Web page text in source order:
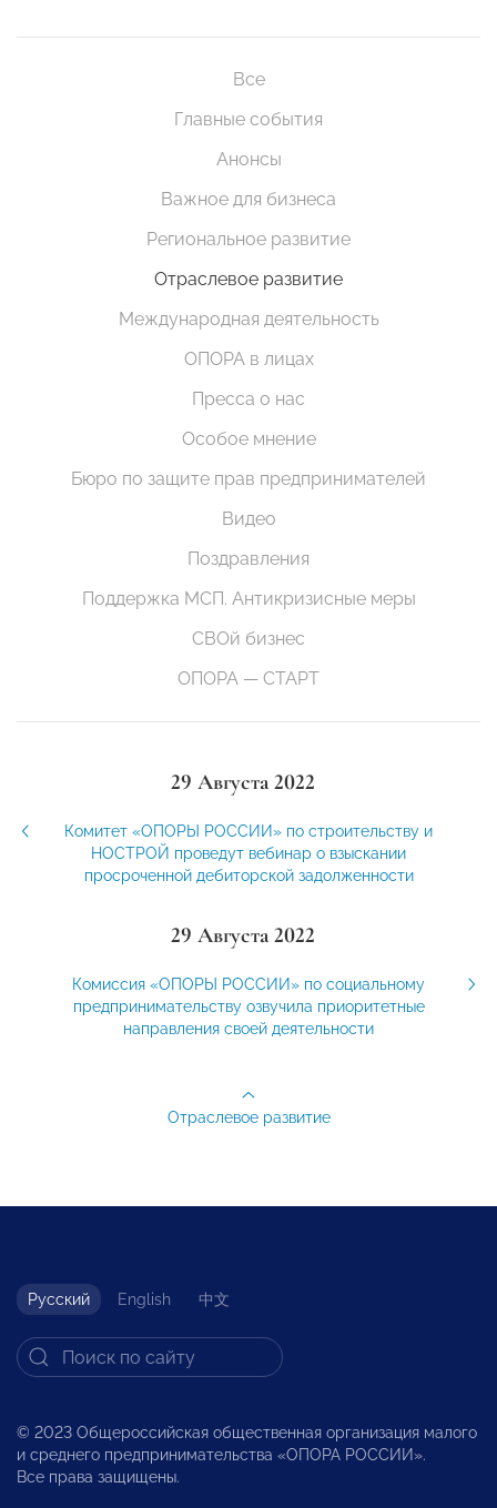
Все
Главные события
Анонсы
Важное для бизнеса
Региональное развитие
Отраслевое развитие
Международная деятельность
ОПОРА в лицах
Пресса о нас
Особое мнение
Бюро по защите прав предпринимателей
Видео
Поздравления
Поддержка МСП. Антикризисные меры
СВОй бизнес
ОПОРА — СТАРТ
29 Августа 2022
Комитет «ОПОРЫ РОССИИ» по строительству и
НОСТРОЙ проведут вебинар о взыскании
просроченной дебиторской задолженности
29 Августа 2022
Комиссия «ОПОРЫ РОССИИ» по социальному
предпринимательству озвучила приоритетные
направления своей деятельности
Отраслевое развитие
Русский English 中文
© 2023 Общероссийская общественная организация малого
и среднего предпринимательства «ОПОРА РОССИИ».
Все права защищены.